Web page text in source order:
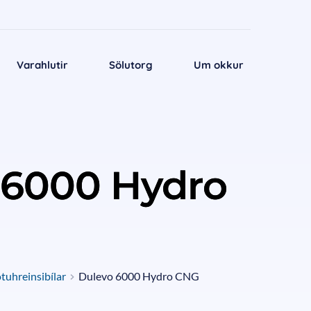
Varahlutir Sölutorg Um okkur
Hydro
Dulevo 6000 Hydro CNG